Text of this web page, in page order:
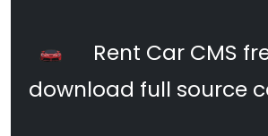
Rent Car CMS
download full source